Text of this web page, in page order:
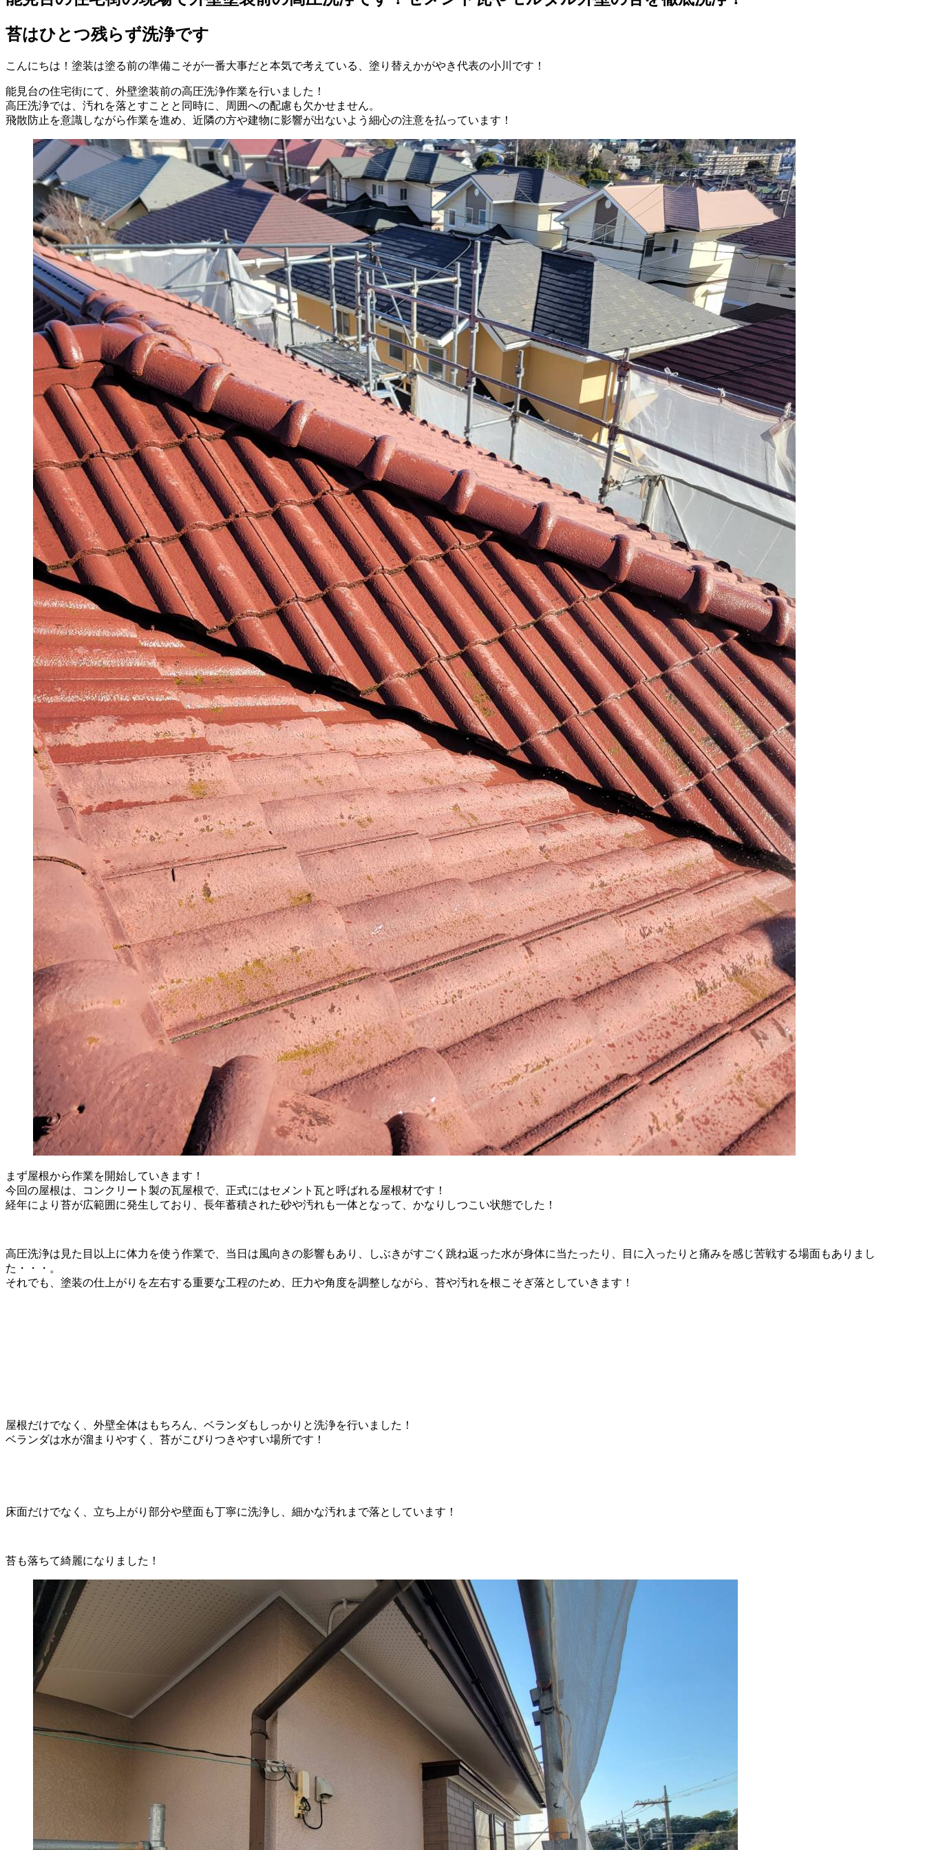
苔はひとつ残らず洗浄です
こんにちは！塗装は塗る前の準備こそが一番大事だと本気で考えている、塗り替えかがやき代表の小川です！
能見台の住宅街にて、外壁塗装前の高圧洗浄作業を行いました！
高圧洗浄では、汚れを落とすことと同時に、周囲への配慮も欠かせません。
飛散防止を意識しながら作業を進め、近隣の方や建物に影響が出ないよう細心の注意を払っています！
まず屋根から作業を開始していきます！
今回の屋根は、コンクリート製の瓦屋根で、正式にはセメント瓦と呼ばれる屋根材です！
経年により苔が広範囲に発生しており、長年蓄積された砂や汚れも一体となって、かなりしつこい状態でした！
高圧洗浄は見た目以上に体力を使う作業で、当日は風向きの影響もあり、しぶきがすごく跳ね返った水が身体に当たったり、目に入ったりと痛みを感じ苦戦する場面もありまし
た・・・。
それでも、塗装の仕上がりを左右する重要な工程のため、圧力や角度を調整しながら、苔や汚れを根こそぎ落としていきます！
屋根だけでなく、外壁全体はもちろん、ベランダもしっかりと洗浄を行いました！
ベランダは水が溜まりやすく、苔がこびりつきやすい場所です！
床面だけでなく、立ち上がり部分や壁面も丁寧に洗浄し、細かな汚れまで落としています！
苔も落ちて綺麗になりました！